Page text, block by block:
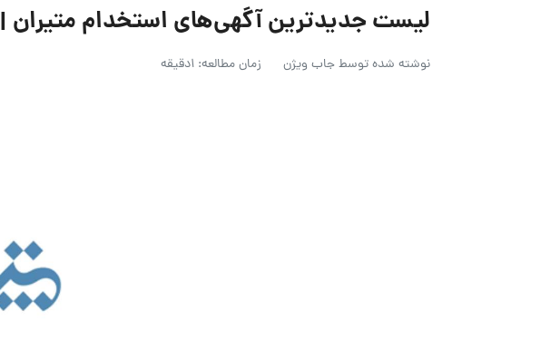
لیست جدیدترین آگهی‌های استخدام متیران | ۵ اسفند ۱۴۰۴
نوشته شده توسطجاب ویژن زمان مطالعه: 1دقیقه